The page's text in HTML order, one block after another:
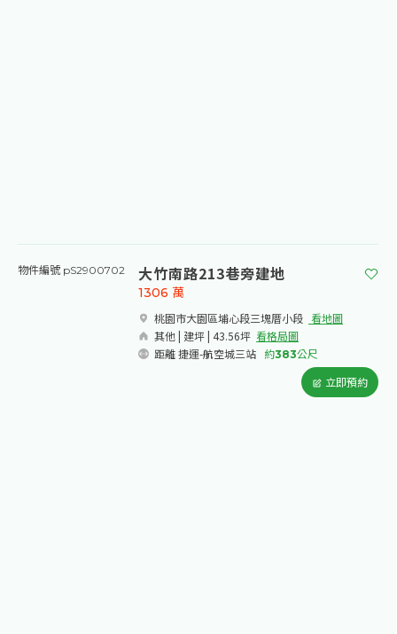
物件編號 pS2900702 大竹南路213巷旁建地
桃園市大園區埔心段三塊厝小段​ 看地圖
其他 | 建坪 | 43.56坪 看格局圖
距離 捷運-航空城三站
約383公尺
1306 萬
立即預約